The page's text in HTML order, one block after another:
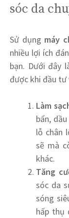
sóc da
Sử dụng máy
nhiều lợi ích
bạn. Dưới đây
được khi đầu tư
Làm
bẩn,
lỗ chân
sẽ mà
khác.
Tăng
sóc da
sóng
hấp thụ